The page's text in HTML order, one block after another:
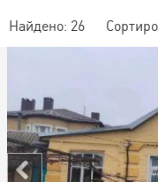
Найдено: 26